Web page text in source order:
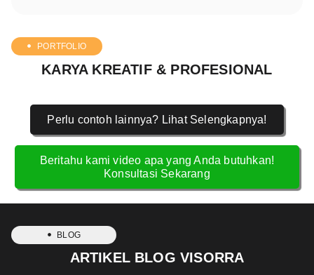
PORTFOLIO
KARYA KREATIF & PROFESIONAL
Perlu contoh lainnya? Lihat Selengkapnya!
Beritahu kami video apa yang Anda butuhkan!
Konsultasi Sekarang
BLOG
ARTIKEL BLOG VISORRA